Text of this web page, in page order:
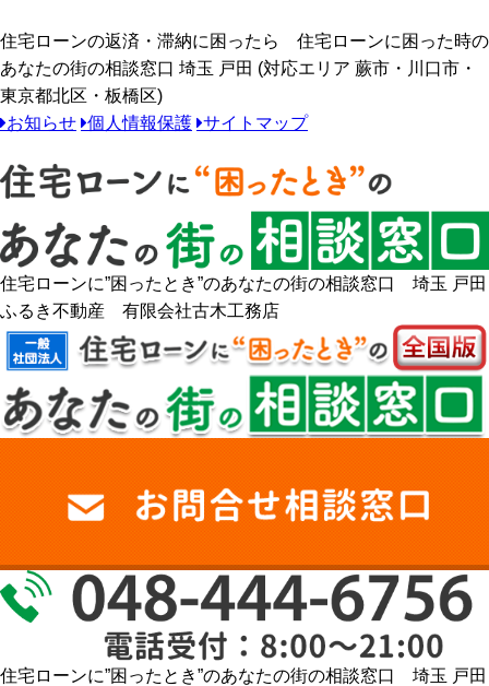
住宅ローンの返済・滞納に困ったら 住宅ローンに困った時の
あなたの街の相談窓口 埼玉 戸田 (対応エリア 蕨市・川口市・
東京都北区・板橋区)
お知らせ 個人情報保護 サイトマップ
住宅ローンに”困ったとき”のあなたの街の相談窓口 埼玉 戸田
ふるき不動産 有限会社古木工務店
住宅ローンに”困ったとき”のあなたの街の相談窓口 埼玉 戸田